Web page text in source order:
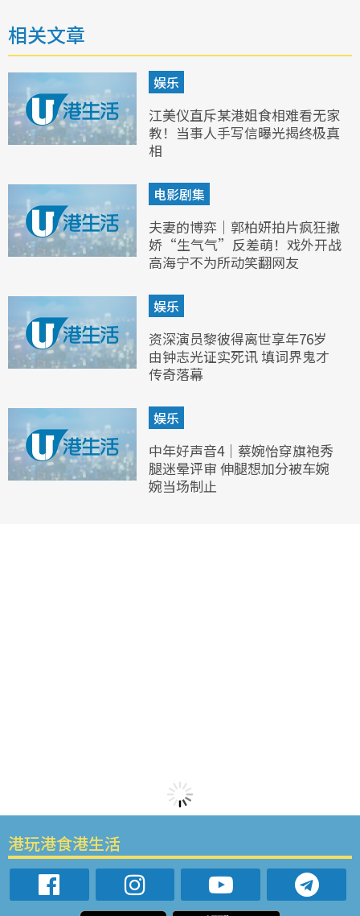
相关文章
娱乐
江美仪直斥某港姐食相难看无家
教！当事人手写信曝光揭终极真
相
电影剧集
夫妻的博弈｜郭柏妍拍片疯狂撒
娇“生气气”反差萌！戏外开战
高海宁不为所动笑翻网友
娱乐
资深演员黎彼得离世享年76岁
由钟志光证实死讯 填词界鬼才
传奇落幕
娱乐
中年好声音4｜蔡婉怡穿旗袍秀
腿迷晕评审 伸腿想加分被车婉
婉当场制止
港玩港食港生活